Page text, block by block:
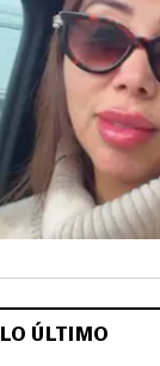
LO ÚLTIMO